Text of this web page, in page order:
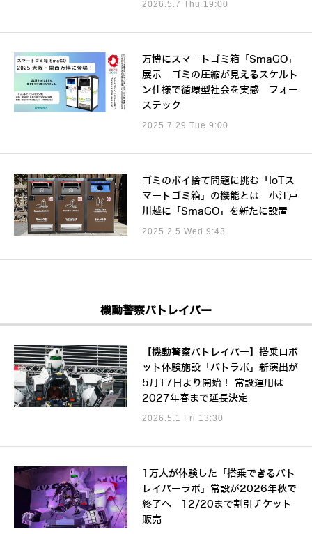
2026.5.7 Thu 19:00
万博にスマートゴミ箱「SmaGO」
展示 ゴミの圧縮が見えるスケルト
ン仕様で循環型社会を実感 フォー
ステック
2025.7.29 Tue 9:00
ゴミのポイ捨て問題に挑む「IoTス
マートゴミ箱」の機能とは 小江戸
川越に「SmaGO」を新たに設置
2025.2.5 Wed 9:43
機動警察パトレイバー
【機動警察パトレイバー】搭乗ロボ
ット体験施設「パトラボ」新演出が
5月17日より開始！ 常設運用は
2027年春まで延長決定
2026.5.1 Fri 13:30
1万人が体験した「搭乗できるパト
レイバーラボ」常設が2026年秋で
終了へ 12/20まで割引チケット
販売